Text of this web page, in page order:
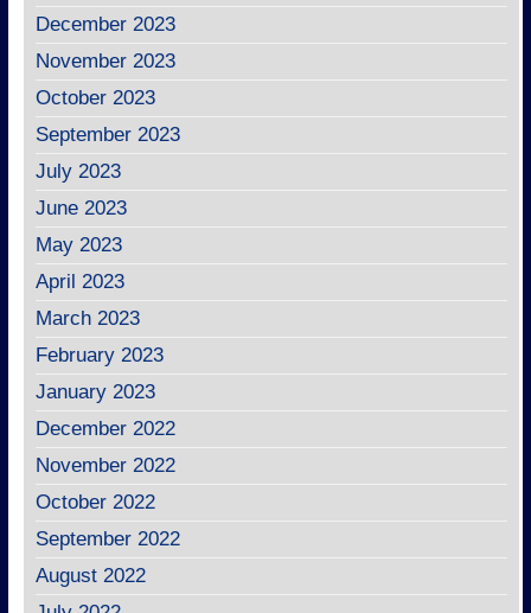
December 2023
November 2023
October 2023
September 2023
July 2023
June 2023
May 2023
April 2023
March 2023
February 2023
January 2023
December 2022
November 2022
October 2022
September 2022
August 2022